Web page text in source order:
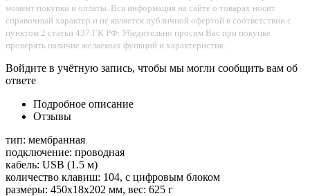
момент покупки и оплаты. Вся информация на сайте о товарах носит
справочный характер и не является публичной офертой в соответствии с
пунктом 2 статьи 437 ГК РФ. Убедительно просим Вас при покупке
проверять наличие желаемых функций и характеристик.
Войдите в учётную запись, чтобы мы могли сообщить вам об
ответе
Подробное описание
Отзывы
тип: мембранная
подключение: проводная
кабель: USB (1.5 м)
количество клавиш: 104, с цифровым блоком
размеры: 450x18x202 мм, вес: 625 г